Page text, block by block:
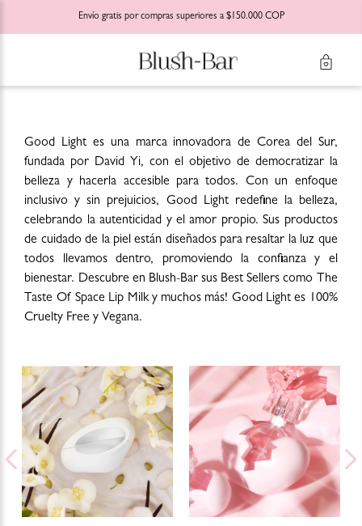
Envío gratis por compras superiores a $150.000 COP
Good Light es una marca innovadora de Corea del Sur,
fundada por David Yi, con el objetivo de democratizar la
belleza y hacerla accesible para todos. Con un enfoque
inclusivo y sin prejuicios, Good Light redefine la belleza,
celebrando la autenticidad y el amor propio. Sus productos
de cuidado de la piel están diseñados para resaltar la luz que
todos llevamos dentro, promoviendo la confianza y el
bienestar. Descubre en Blush-Bar sus Best Sellers como The
Taste Of Space Lip Milk y muchos más! Good Light es 100%
Cruelty Free y Vegana.